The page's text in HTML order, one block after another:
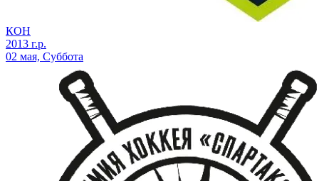
КОН
2013 г.р.
02 мая, Суббота